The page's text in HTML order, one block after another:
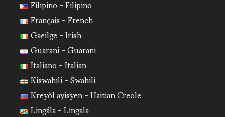
Français - French
Gaeilge - Irish
Guarani - Guarani
Italiano - Italian
Kiswahili - Swahili
Kreyòl ayisyen - Haitian Creole
Lingála - Lingala